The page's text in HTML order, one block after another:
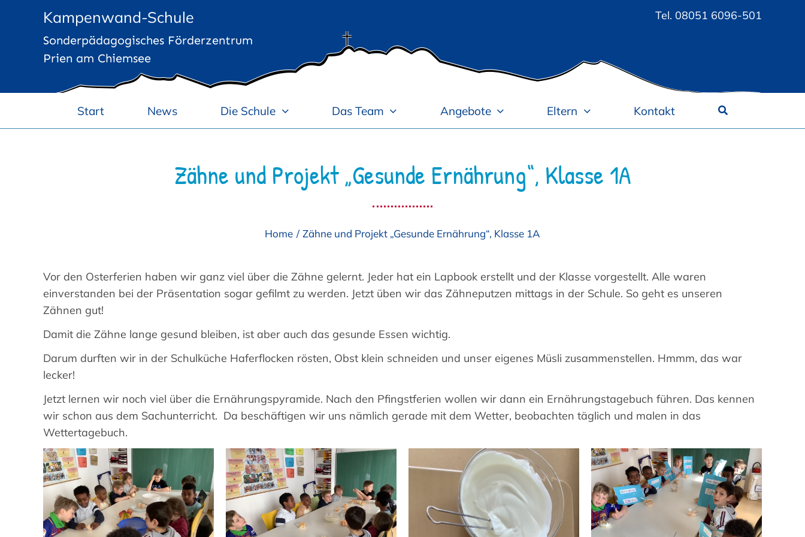
Kampenwand-Schule
Sonderpädagogisches Förderzentrum
Prien am Chiemsee
Tel. 08051 6096-501
Start News Die Schule Das Team Angebote Eltern Kontakt
Zähne und Projekt „Gesunde Ernährung“, Klasse 1A
Home Zähne und Projekt „Gesunde Ernährung“, Klasse 1A
Vor den Osterferien haben wir ganz viel über die Zähne gelernt. Jeder hat ein Lapbook erstellt und der Klasse vorgestellt. Alle waren
einverstanden bei der Präsentation sogar gefilmt zu werden. Jetzt üben wir das Zähneputzen mittags in der Schule. So geht es unseren
Zähnen gut!
Damit die Zähne lange gesund bleiben, ist aber auch das gesunde Essen wichtig.
Darum durften wir in der Schulküche Haferflocken rösten, Obst klein schneiden und unser eigenes Müsli zusammenstellen. Hmmm, das war
lecker!
Jetzt lernen wir noch viel über die Ernährungspyramide. Nach den Pfingstferien wollen wir dann ein Ernährungstagebuch führen. Das kennen
wir schon aus dem Sachunterricht. Da beschäftigen wir uns nämlich gerade mit dem Wetter, beobachten täglich und malen in das
Wettertagebuch.